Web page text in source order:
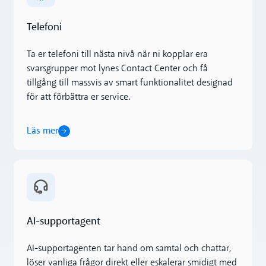
Telefoni
Ta er telefoni till nästa nivå när ni kopplar era
svarsgrupper mot lynes Contact Center och få
tillgång till massvis av smart funktionalitet designad
för att förbättra er service.
Läs mer
AI-supportagent
AI-supportagenten tar hand om samtal och chattar,
löser vanliga frågor direkt eller eskalerar smidigt med
Läs mer